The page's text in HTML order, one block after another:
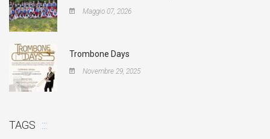
Maggio 07, 2026
Trombone Days
Novembre 29, 2025
TAGS